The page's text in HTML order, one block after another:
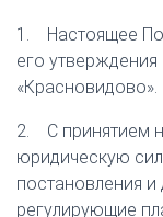
1. Настоящее
его
«Красновидово».
2. С принятием
юридическую
постановления
регулирующие